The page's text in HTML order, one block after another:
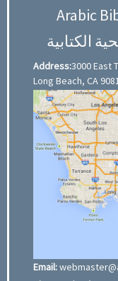
Arabic
الكتابية
Address:3000 East
Long Beach, CA
Email: